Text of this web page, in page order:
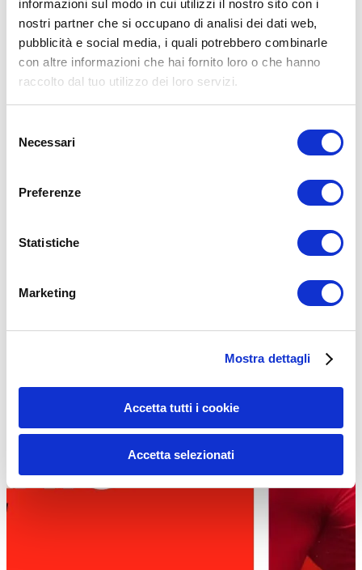
informazioni sul modo in cui utilizzi il nostro sito con i
nostri partner che si occupano di analisi dei dati web,
pubblicità e social media, i quali potrebbero combinarle
con altre informazioni che hai fornito loro o che hanno
raccolto dal tuo utilizzo dei loro servizi.
delNecessari
Preferenze
Statistiche
Marketing
Mostra dettagli
Accetta tutti i cookie
Accetta selezionati
UM
24/05/2022
La migliore routine di riscaldamento per il
Calisthenics
riscaldamento per dare il massimo nelle performance ed evitare…